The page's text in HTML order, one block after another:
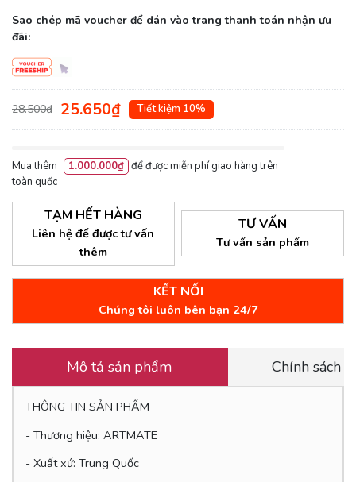
Sao chép mã voucher để dán vào trang thanh toán nhận ưu
đãi:
28.500₫ 25.650₫ Tiết kiệm 10%
Mua thêm 1.000.000₫ để được miễn phí giao hàng trên
toàn quốc
TẠM HẾT HÀNG
Liên hệ để được tư vấn
thêm
TƯ VẤN
Tư vấn sản phẩm
KẾT NỐI
Chúng tôi luôn bên bạn 24/7
Mô tả sản phẩm Chính sách
THÔNG TIN SẢN PHẨM
- Thương hiệu: ARTMATE
- Xuất xứ: Trung Quốc